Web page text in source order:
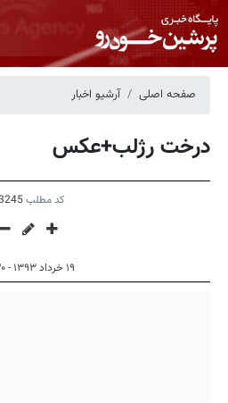
صفحه اصلی آرشیو اخبار
درخت رژلب+عکس
کد مطلب
۱۹ خرداد ۱۳۹۳ - ۱۴:۲۰